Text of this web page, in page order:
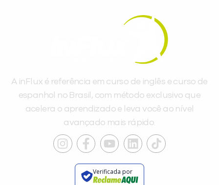
A inFlux é referência em curso de inglês e curso de
espanhol no Brasil, com método exclusivo que
acelera o aprendizado e leva você ao nível
avançado mais rápido.
Verificada por